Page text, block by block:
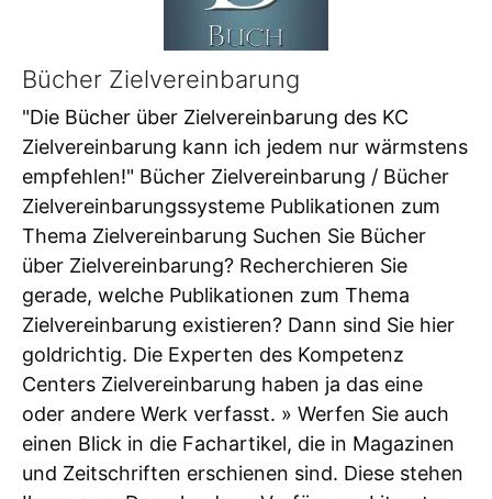
Bücher Zielvereinbarung
"Die Bücher über Zielvereinbarung des KC
Zielvereinbarung kann ich jedem nur wärmstens
empfehlen!" Bücher Zielvereinbarung / Bücher
Zielvereinbarungssysteme Publikationen zum
Thema Zielvereinbarung Suchen Sie Bücher
über Zielvereinbarung? Recherchieren Sie
gerade, welche Publikationen zum Thema
Zielvereinbarung existieren? Dann sind Sie hier
goldrichtig. Die Experten des Kompetenz
Centers Zielvereinbarung haben ja das eine
oder andere Werk verfasst. » Werfen Sie auch
einen Blick in die Fachartikel, die in Magazinen
und Zeitschriften erschienen sind. Diese stehen